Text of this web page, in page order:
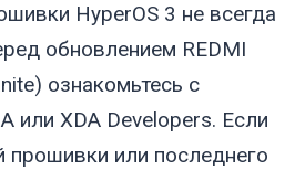
HyperOS 3 не всегда
обновлением REDMI
) ознакомьтесь с
или XDA Developers. Если
прошивки или последнего